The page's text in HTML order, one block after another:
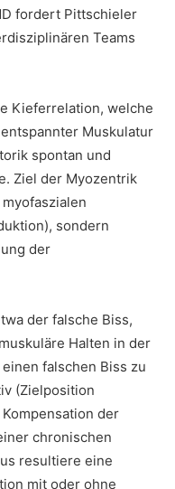
fordert Pittschieler
Teams
Kieferrelation, welche
Muskulatur
spontan und
Ziel der Myozentrik
sondern
der
der falsche Biss,
Halten in der
falschen Biss zu
(Zielposition
der
chronischen
resultiere eine
mit oder ohne